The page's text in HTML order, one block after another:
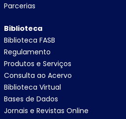
Parcerias
Biblioteca
Biblioteca FASB
Regulamento
Produtos e Serviços
Consulta ao Acervo
Biblioteca Virtual
Bases de Dados
Jornais e Revistas Online